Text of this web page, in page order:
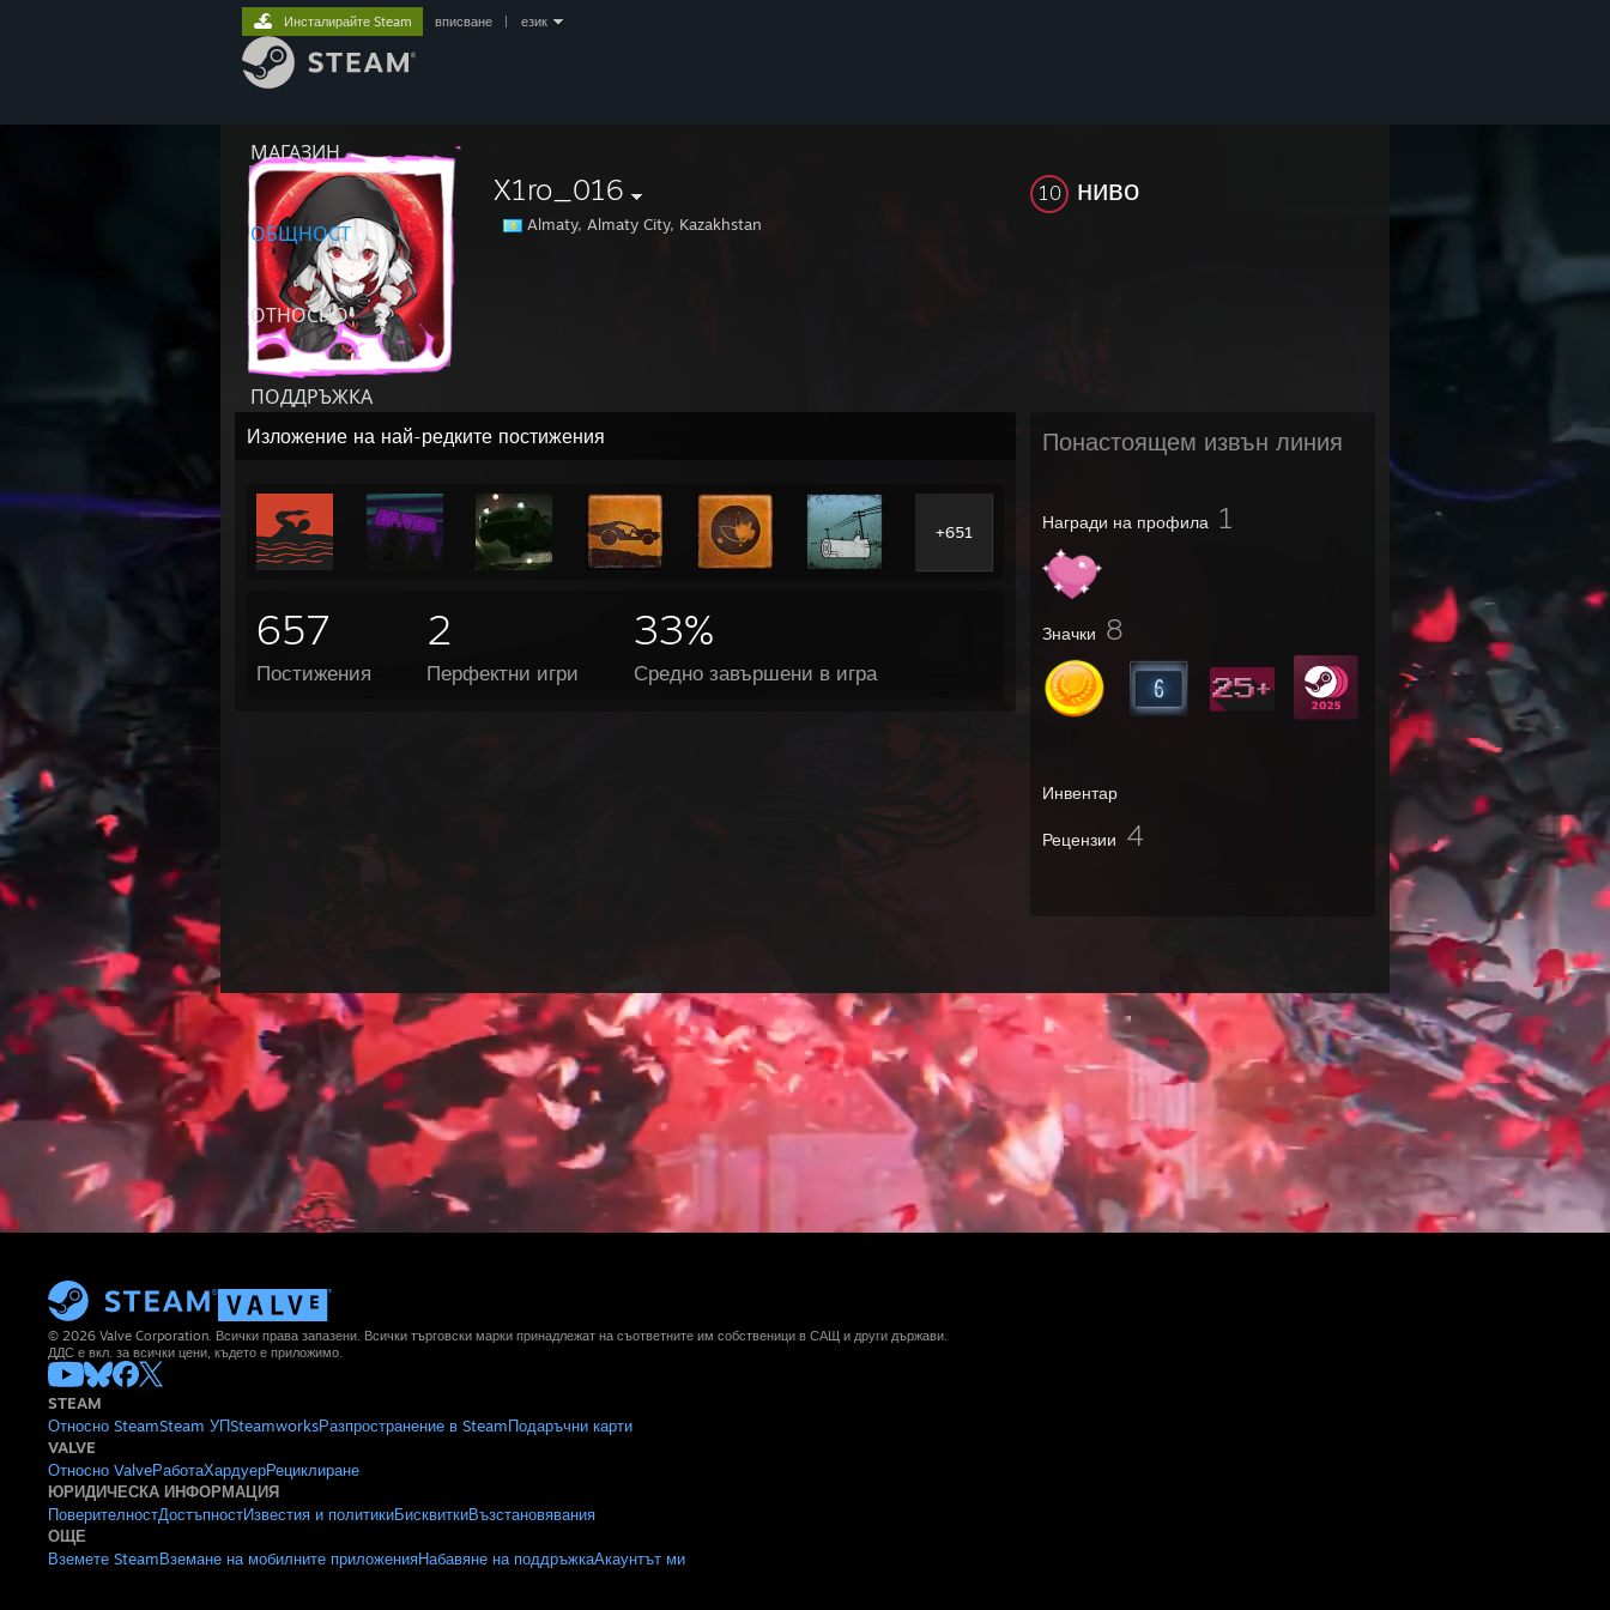
МАГАЗИН
ОБЩНОСТ
ОТНОСНО
ПОДДРЪЖКА
Инсталирайте Steam вписване език
X1ro_016
Almaty, Almaty City, Kazakhstan
10 ниво
Понастоящем извън линия
Награди на профила 1
Значки 8
Инвентар
Рецензии 4
Изложение на най-редките постижения
+651
657
Постижения
2
Перфектни игри
33%
Средно завършени в игра
© 2026 Valve Corporation. Всички права запазени. Всички търговски марки принадлежат на съответните им собственици в САЩ и други държави.
ДДС е вкл. за всички цени, където е приложимо.
STEAM
Относно SteamSteam УПSteamworksРазпространение в SteamПодаръчни карти
VALVE
Относно ValveРаботаХардуерРециклиране
ЮРИДИЧЕСКА ИНФОРМАЦИЯ
ПоверителностДостъпностИзвестия и политикиБисквиткиВъзстановявания
ОЩЕ
Вземете SteamВземане на мобилните приложенияНабавяне на поддръжкаАкаунтът ми